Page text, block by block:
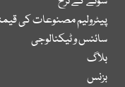
پیٹرولیم مصنوعات کی
سائنس و ٹیکنالوجی
بلاگ
بزنس